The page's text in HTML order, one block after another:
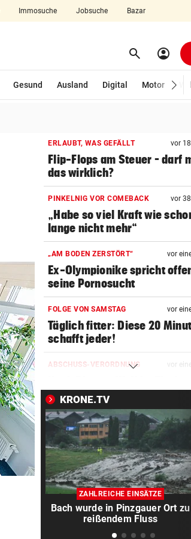
Immosuche Jobsuche Bazar
search Suchen
account_circle
Gesund Ausland Digital Motor
ERLAUBT, WAS GEFÄLLT vor
Flip-Flops am Steuer – darf
das wirklich?
PINKELNIG VOR COMEBACK vor
„Habe so viel Kraft wie
lange nicht mehr“
„AM BODEN ZERSTÖRT“ vor
Ex-Olympionike spricht
seine Pornosucht
FOLGE VON SAMSTAG vor
Täglich fitter: Diese 20
schafft jeder!
ABSCHUSS-VERORDNUNG vor
Bezirk Imst entnommen
HOFFNUNG FÜR PATIENTEN vor
Diese Krebstherapien bieten
Heilungschancen
EIN KIND UNTER OPFERN vor
Kiew schutzlos: Drei Tote bei
Russen-Luftangriffen
KRONE.TV
ZAHLREICHE EINSÄTZE
Bach wurde in Pinzgauer Ort zu
reißendem Fluss